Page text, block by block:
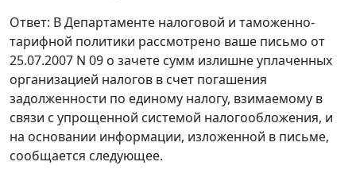
Ответ: В Департаменте налоговой и таможенно-
тарифной политики рассмотрено ваше письмо от
25.07.2007 N 09 о зачете сумм излишне уплаченных
организацией налогов в счет погашения
задолженности по единому налогу, взимаемому в
связи с упрощенной системой налогообложения, и
на основании информации, изложенной в письме,
сообщается следующее.